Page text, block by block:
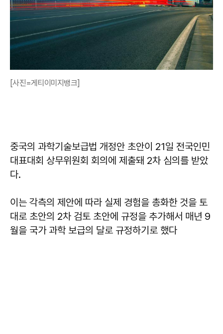
[사진=게티이미지뱅크]
중국의 과학기술보급법 개정안 초안이 21일 전국인민
대표대회 상무위원회 회의에 제출돼 2차 심의를 받았
다.
이는 각측의 제안에 따라 실제 경험을 총화한 것을 토
대로 초안의 2차 검토 초안에 규정을 추가해서 매년 9
월을 국가 과학 보급의 달로 규정하기로 했다